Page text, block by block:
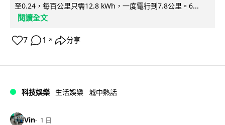
至0.24，每百公里只需12.8 kWh，一度電行到7.8公里。6...
閱讀全文
7 1 ↗ 分享
科技娛樂 生活娛樂 城中熱話
Vin 1 日